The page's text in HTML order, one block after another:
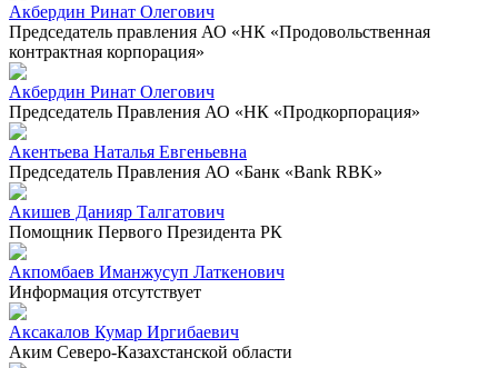
Акбердин Ринат Олегович
Председатель правления АО «НК «Продовольственная
контрактная корпорация»
Акбердин Ринат Олегович
Председатель Правления АО «НК «Продкорпорация»
Акентьева Наталья Евгеньевна
Председатель Правления АО «Банк «Bank RBK»
Акишев Данияр Талгатович
Помощник Первого Президента РК
Акпомбаев Иманжусуп Латкенович
Информация отсутствует
Аксакалов Кумар Иргибаевич
Аким Северо-Казахстанской области